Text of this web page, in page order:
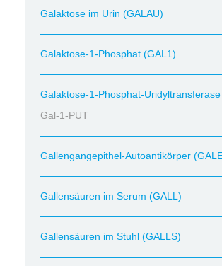
Galaktose im Urin (GALAU)
Galaktose-1-Phosphat (GAL1)
Galaktose-1-Phosphat-
Gal-1-PUT
Gallengangepithel-Autoantikörper
Gallensäuren im Serum (GALL)
Gallensäuren im Stuhl (GALLS)